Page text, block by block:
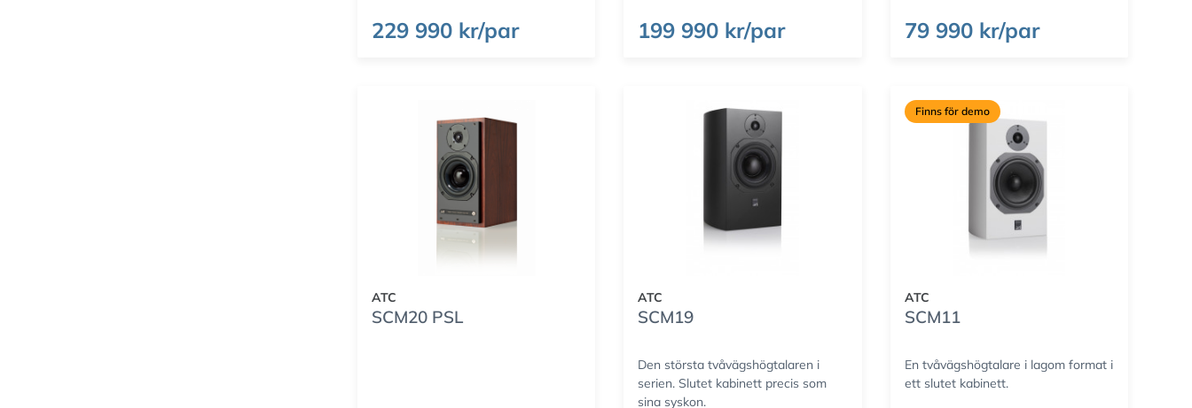
229 990 kr/par 199 990 kr/par 79 990 kr/par
ATC
SCM20 PSL
ATC
SCM19
Den största tvåvägshögtalaren i
serien. Slutet kabinett precis som
sina syskon.
Finns för demo
ATC
SCM11
En tvåvägshögtalare i lagom format i
ett slutet kabinett.